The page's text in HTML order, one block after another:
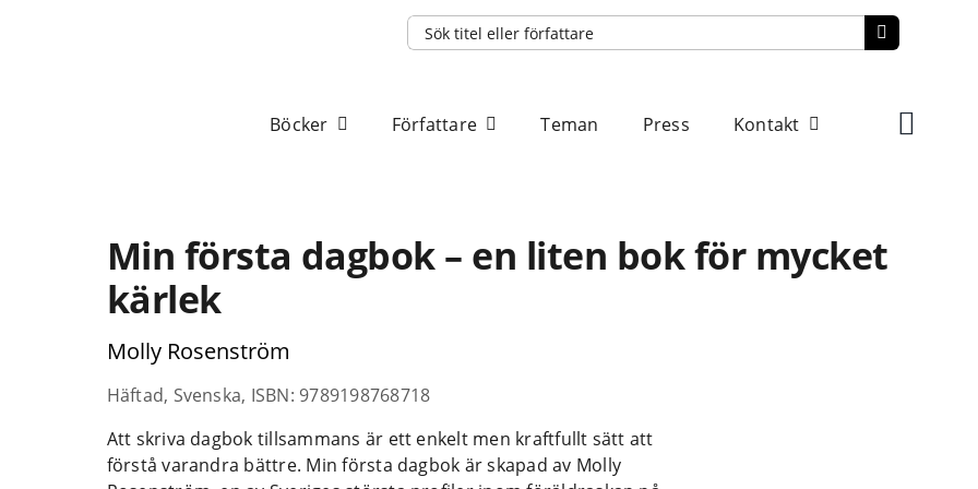
Sök
efter:
Böcker Författare Teman Press Kontakt
Min första dagbok – en liten bok för mycket
kärlek
Molly Rosenström
Häftad, Svenska, ISBN: 9789198768718
Att skriva dagbok tillsammans är ett enkelt men kraftfullt sätt att
förstå varandra bättre. Min första dagbok är skapad av Molly